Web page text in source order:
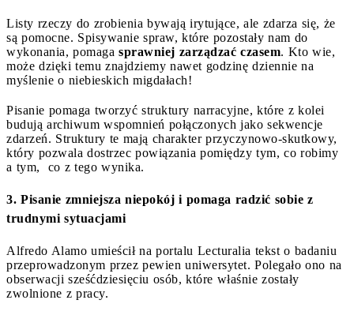
Listy rzeczy do zrobienia bywają irytujące, ale zdarza się, że
są pomocne. Spisywanie spraw, które pozostały nam do
wykonania, pomaga sprawniej zarządzać czasem. Kto wie,
może dzięki temu znajdziemy nawet godzinę dziennie na
myślenie o niebieskich migdałach!
Pisanie pomaga tworzyć struktury narracyjne, które z kolei
budują archiwum wspomnień połączonych jako sekwencje
zdarzeń. Struktury te mają charakter przyczynowo-skutkowy,
który pozwala dostrzec powiązania pomiędzy tym, co robimy
a tym, co z tego wynika.
3. Pisanie zmniejsza niepokój i pomaga radzić sobie z
trudnymi sytuacjami
Alfredo Alamo umieścił na portalu Lecturalia tekst o badaniu
przeprowadzonym przez pewien uniwersytet. Polegało ono na
obserwacji sześćdziesięciu osób, które właśnie zostały
zwolnione z pracy.